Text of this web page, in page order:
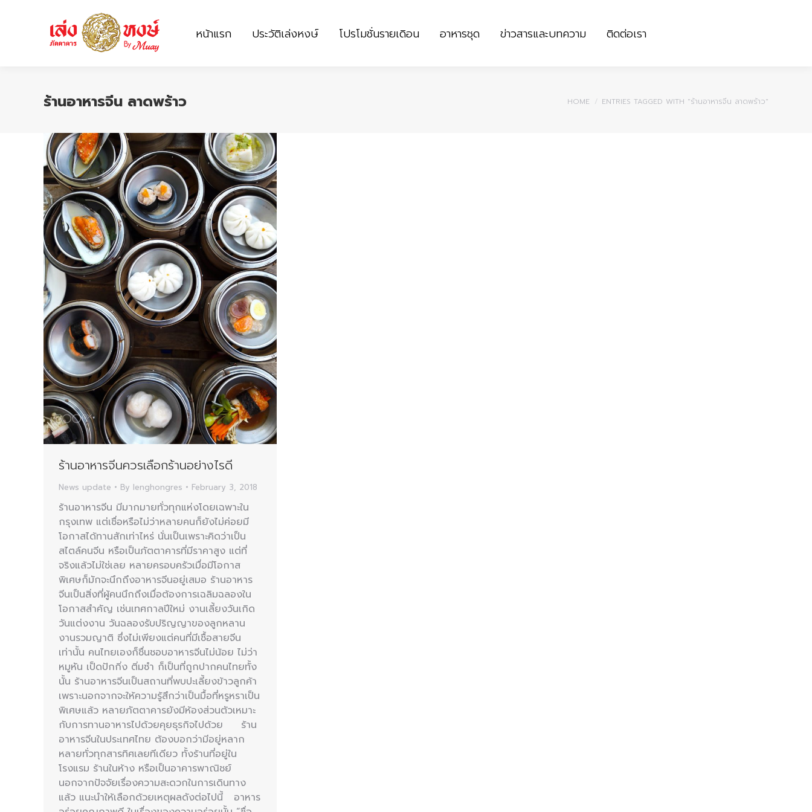
หน้าแรก ประวัติเล่งหงษ์ โปรโมชั่นรายเดิอน อาหารชุด ข่าวสารและบทความ ติดต่อเรา
ร้านอาหารจีน ลาดพร้าว You are here:
HOME ENTRIES TAGGED WITH "ร้านอาหารจีน ลาดพร้าว"
ร้านอาหารจีนควรเลือกร้านอย่างไรดี
News update By lenghongres February 3, 2018
ร้านอาหารจีน มีมากมายทั่วทุกแห่งโดยเฉพาะใน
กรุงเทพ แต่เชื่อหรือไม่ว่าหลายคนก็ยังไม่ค่อยมี
โอกาสได้ทานสักเท่าไหร่ นั่นเป็นเพราะคิดว่าเป็น
สไตล์คนจีน หรือเป็นภัตตาคารที่มีราคาสูง แต่ที่
จริงแล้วไม่ใช่เลย หลายครอบครัวเมื่อมีโอกาส
พิเศษก็มักจะนึกถึงอาหารจีนอยู่เสมอ ร้านอาหาร
จีนเป็นสิ่งที่ผู้คนนึกถึงเมื่อต้องการเฉลิมฉลองใน
โอกาสสำคัญ เช่นเทศกาลปีใหม่ งานเลี้ยงวันเกิด
วันแต่งงาน วันฉลองรับปริญญาของลูกหลาน
งานรวมญาติ ซึ่งไม่เพียงแต่คนที่มีเชื้อสายจีน
เท่านั้น คนไทยเองก็ชื่นชอบอาหารจีนไม่น้อย ไม่ว่า
หมูหัน เป็ดปักกิ่ง ติ่มซำ ก็เป็นที่ถูกปากคนไทยทั้ง
นั้น ร้านอาหารจีนเป็นสถานที่พบปะเลี้ยงข้าวลูกค้า
เพราะนอกจากจะให้ความรู้สึกว่าเป็นมื้อที่หรูหราเป็น
พิเศษแล้ว หลายภัตตาคารยังมีห้องส่วนตัวเหมาะ
กับการทานอาหารไปด้วยคุยธุรกิจไปด้วย ร้าน
อาหารจีนในประเทศไทย ต้องบอกว่ามีอยู่หลาก
หลายทั่วทุกสารทิศเลยทีเดียว ทั้งร้านที่อยู่ใน
โรงแรม ร้านในห้าง หรือเป็นอาคารพาณิชย์
นอกจากปัจจัยเรื่องความสะดวกในการเดินทาง
แล้ว แนะนำให้เลือกด้วยเหตุผลดังต่อไปนี้ อาหาร
โปรโมชั่นรายเดิอน